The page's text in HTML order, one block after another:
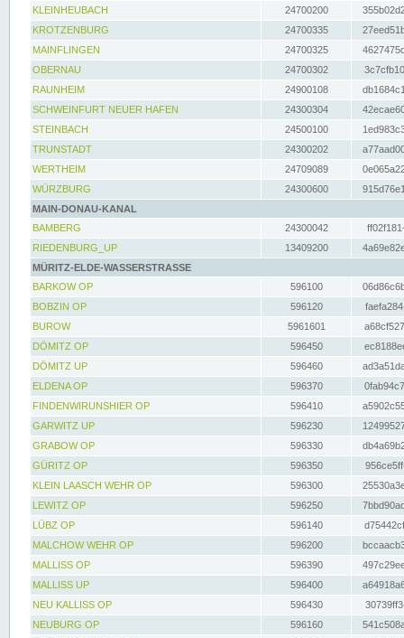
KLEINHEUBACH 24700200
KROTZENBURG
24700335
MAINFLINGEN
24700325
OBERNAU
24700302
RAUNHEIM
24900108
SCHWEINFURT NEUER HAFEN
24300304
STEINBACH
24500100
TRUNSTADT
24300202
WERTHEIM
24709089
WÜRZBURG
24300600
MAIN-DONAU-KANAL
BAMBERG
24300042
RIEDENBURG_UP
13409200
MÜRITZ-ELDE-WASSERSTRASSE
BARKOW OP
596100
BOBZIN OP
596120
BUROW
5961601
DÖMITZ OP
596450
DÖMITZ UP
596460
ELDENA OP
596370
FINDENWIRUNSHIER OP
596410
GARWITZ UP
596230
GRABOW OP
596330
GÜRITZ OP
596350
KLEIN LAASCH WEHR OP
596300
LEWITZ OP
596250
LÜBZ OP
596140
MALCHOW WEHR OP
596200
MALLISS OP
596390
MALLISS UP
596400
NEU KALLISS OP
596430
NEUBURG OP
596160